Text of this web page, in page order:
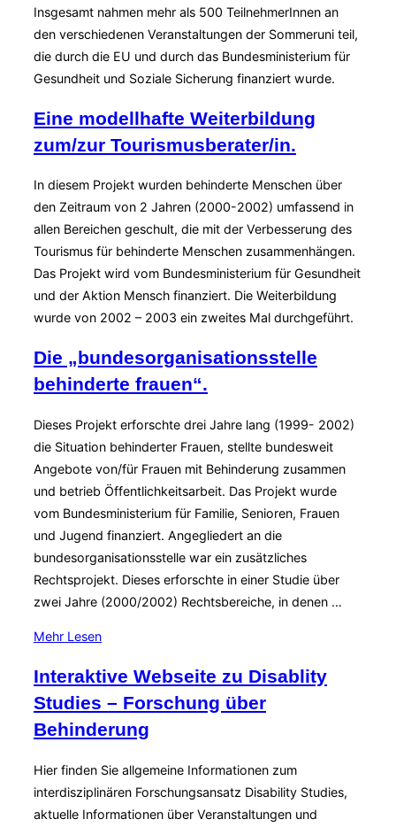
Insgesamt nahmen mehr als 500 TeilnehmerInnen an
den verschiedenen Veranstaltungen der Sommeruni teil,
die durch die EU und durch das Bundesministerium für
Gesundheit und Soziale Sicherung finanziert wurde.
Eine modellhafte Weiterbildung
zum/zur Tourismusberater/in.
In diesem Projekt wurden behinderte Menschen über
den Zeitraum von 2 Jahren (2000-2002) umfassend in
allen Bereichen geschult, die mit der Verbesserung des
Tourismus für behinderte Menschen zusammenhängen.
Das Projekt wird vom Bundesministerium für Gesundheit
und der Aktion Mensch finanziert. Die Weiterbildung
wurde von 2002 – 2003 ein zweites Mal durchgeführt.
Die „bundesorganisationsstelle
behinderte frauen“.
Dieses Projekt erforschte drei Jahre lang (1999- 2002)
die Situation behinderter Frauen, stellte bundesweit
Angebote von/für Frauen mit Behinderung zusammen
und betrieb Öffentlichkeitsarbeit. Das Projekt wurde
vom Bundesministerium für Familie, Senioren, Frauen
und Jugend finanziert. Angegliedert an die
bundesorganisationsstelle war ein zusätzliches
Rechtsprojekt. Dieses erforschte in einer Studie über
zwei Jahre (2000/2002) Rechtsbereiche, in denen …
Mehr über
„bundesorganisationsstelle
behinderte
frauen“.“
Lesen
Interaktive Webseite zu Disablity
Studies – Forschung über
Behinderung
Hier finden Sie allgemeine Informationen zum
interdisziplinären Forschungsansatz Disability Studies,
aktuelle Informationen über Veranstaltungen und